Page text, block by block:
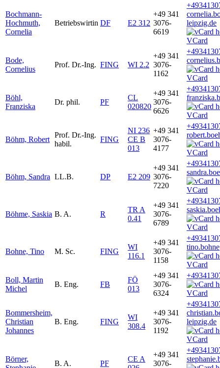
Bochmann-
Hochmuth,
Cornelia
Betriebswirtin DF E2 312
+49 341
3076-
6619
leipzig.de
VCard
Bode,
Cornelius
Prof. Dr.-Ing. FING WI 2.2
+49 341
3076-
1162
VCard
Böhl,
Franziska
Dr. phil. PF
CL
020820
+49 341
3076-
6626
VCard
Böhm, Robert
Prof. Dr.-Ing.
habil.
FING
NI 236
CE B
013
+49 341
3076-
4177
VCard
Böhm, Sandra LL.B. DP E2 209
+49 341
3076-
7220
VCard
Böhme, Saskia B. A. R
TR A
0.41
+49 341
3076-
6789
VCard
Bohne, Tino M. Sc. FING
WI
116.1
+49 341
3076-
1158
VCard
Boll, Martin
Michel
B. Eng. FB
FÖ
013
+49 341
3076-
6324
VCard
Bommersheim,
Christian
Johannes
B. Eng. FING
WI
308.4
+49 341
3076-
1192
leipzig.de
VCard
Börner,
B. A. PF
CE A
+49 341
3076-